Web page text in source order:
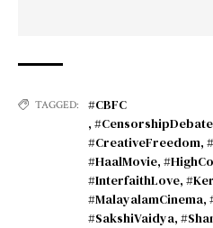
TAGGED:
#CBFC
, #CensorshipDebate
#CreativeFreedom,
#HaalMovie,
#InterfaithLove,
#MalayalamCinema,
#SakshiVaidya,